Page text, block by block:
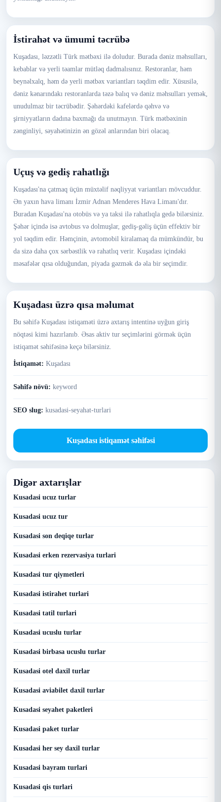
İstirahət və ümumi təcrübə
Kuşadası, ləzzətli Türk mətbəxi ilə doludur. Burada dəniz məhsulları,
kebablar və yerli təamlar mütləq dadmalısınız. Restoranlar, həm
beynəlxalq, həm də yerli mətbəx variantları təqdim edir. Xüsusilə,
dəniz kənarındakı restoranlarda təzə balıq və dəniz məhsulları yemək,
unudulmaz bir təcrübədir. Şəhərdəki kafelərdə qəhvə və
şirniyyatların dadına baxmağı da unutmayın. Türk mətbəxinin
zənginliyi, səyahətinizin ən gözəl anlarından biri olacaq.
Uçuş və gediş rahatlığı
Kuşadası'na çatmaq üçün müxtəlif nəqliyyat variantları mövcuddur.
Ən yaxın hava limanı İzmir Adnan Menderes Hava Limanı'dır.
Buradan Kuşadası'na otobüs və ya taksi ilə rahatlıqla gedə bilərsiniz.
Şəhər içində isə avtobus və dolmuşlar, gediş-gəliş üçün effektiv bir
yol təqdim edir. Həmçinin, avtomobil kiralamaq da mümkündür, bu
da sizə daha çox sərbəstlik və rahatlıq verir. Kuşadası içindəki
məsafələr qısa olduğundan, piyada gəzmək də əla bir seçimdir.
Kuşadası üzrə qısa məlumat
Bu səhifə Kuşadası istiqaməti üzrə axtarış intentinə uyğun giriş
nöqtəsi kimi hazırlanıb. Əsas aktiv tur seçimlərini görmək üçün
istiqamət səhifəsinə keçə bilərsiniz.
İstiqamət: Kuşadası
Səhifə növü: keyword
SEO slug: kusadasi-seyahat-turlari
Kuşadası istiqamət səhifəsi
Digər axtarışlar
Kusadasi ucuz turlar
Kusadasi ucuz tur
Kusadasi son deqiqe turlar
Kusadasi erken rezervasiya turlari
Kusadasi tur qiymetleri
Kusadasi istirahet turlari
Kusadasi tatil turlari
Kusadasi ucuslu turlar
Kusadasi birbasa ucuslu turlar
Kusadasi otel daxil turlar
Kusadasi aviabilet daxil turlar
Kusadasi seyahet paketleri
Kusadasi paket turlar
Kusadasi her sey daxil turlar
Kusadasi bayram turlari
Kusadasi qis turlari